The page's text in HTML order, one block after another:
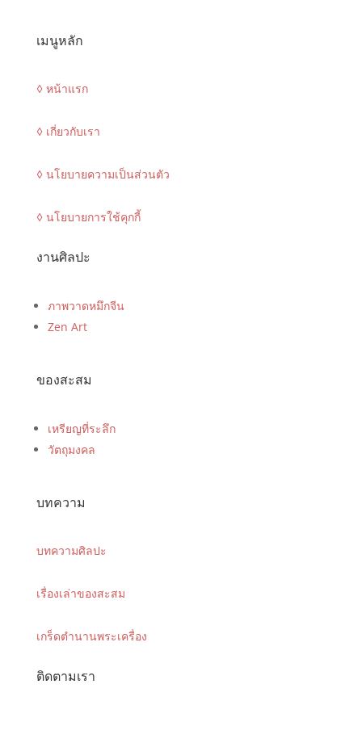
เมนูหลัก
◊ หน้าแรก
◊ เกี่ยวกับเรา
◊ นโยบายความเป็นส่วนตัว
◊ นโยบายการใช้คุกกี้
งานศิลปะ
ภาพวาดหมึกจีน
Zen Art
ของสะสม
เหรียญที่ระลึก
วัตถุมงคล
บทความ
บทความศิลปะ
เรื่องเล่าของสะสม
เกร็ดตำนานพระเครื่อง
ติดตามเรา